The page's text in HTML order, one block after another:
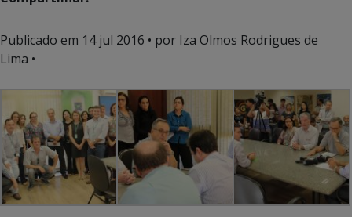
Publicado em 14 jul 2016 • por Iza Olmos Rodrigues de
Lima •